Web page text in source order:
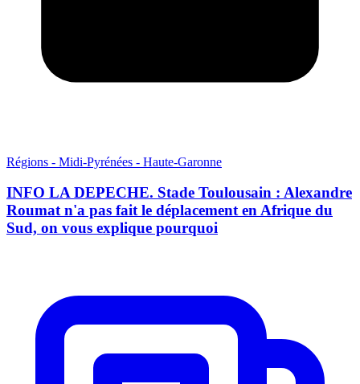
Régions - Midi-Pyrénées - Haute-Garonne
INFO LA DEPECHE. Stade Toulousain : Alexandre
Roumat n'a pas fait le déplacement en Afrique du
Sud, on vous explique pourquoi